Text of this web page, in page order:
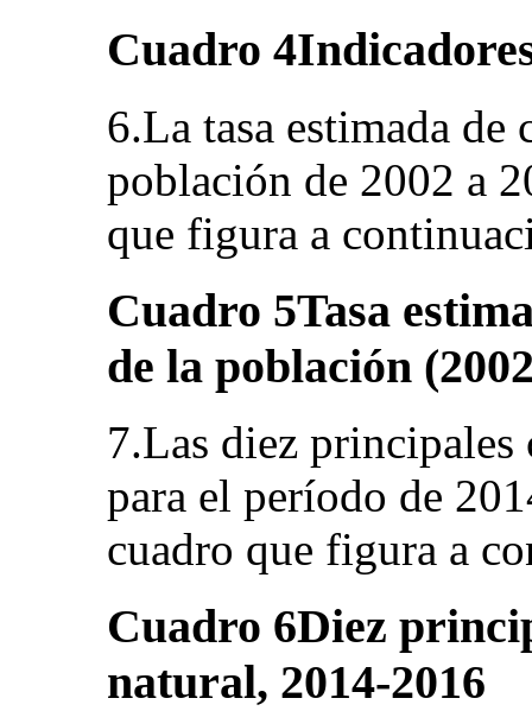
Cuadro 4
6.La tasa estimada
población de 2002 a
que figura a
Cuadro 5Tasa
de la población
7.Las diez principales
para el período de
cuadro que figura a
Cuadro 6Diez
natural, 2014-2016